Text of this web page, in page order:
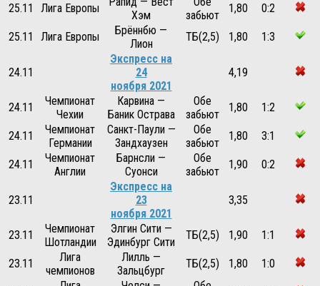
25.11 Лига Европы
Хэм
забьют
1,80 0:2
25.11 Лига Европы
Брённбю —
Лион
ТБ(2,5) 1,80 1:3
24.11
Экспресс на
24
ноября 2021
4,19
24.11
Чемпионат
Чехии
Карвина —
Баник Острава
Обе
забьют
1,80 1:2
24.11
Чемпионат
Германии
Санкт-Паули —
Зандхаузен
Обе
забьют
1,80 3:1
24.11
Чемпионат
Англии
Барнсли —
Суонси
Обе
забьют
1,90 0:2
23.11
Экспресс на
23
ноября 2021
3,35
23.11
Чемпионат
Шотландии
Элгин Сити —
Эдинбург Сити
ТБ(2,5) 1,90 1:1
23.11
Лига
чемпионов
Лилль —
Зальцбург
ТБ(2,5) 1,80 1:0